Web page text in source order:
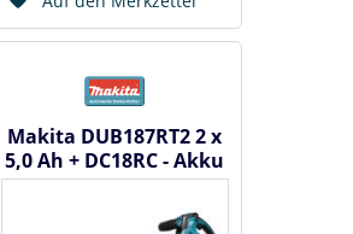
Makita DUB187RT2 2 x
5,0 Ah + DC18RC - Akku
Laubbläser und -sauger